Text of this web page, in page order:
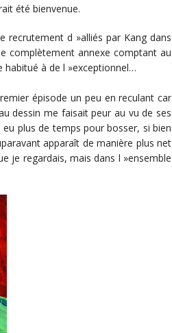
été bienvenue.
recrutement d »alliés par Kang dans
complètement annexe comptant au
à de l »exceptionnel…
épisode un peu en reculant car
dessin me faisait peur au vu de ses
plus de temps pour bosser, si bien
apparaît de manière plus net
je regardais, mais dans l »ensemble